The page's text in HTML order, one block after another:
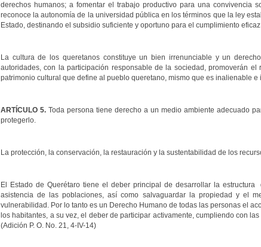
derechos humanos; a fomentar el trabajo productivo para una
reconoce la autonomía de la universidad pública en los términos que la ley
Estado, destinando el subsidio suficiente y oportuno para el cumplimiento
La cultura de los queretanos constituye un bien irrenunciable y un
autoridades, con la participación responsable de la sociedad, promoverán
patrimonio cultural que define al pueblo queretano, mismo que es inalienable e
ARTÍCULO 5. Toda persona tiene derecho a un medio ambiente adecuado
protegerlo.
La protección, la conservación, la restauración y la sustentabilidad de los
El Estado de Querétaro tiene el deber principal de desarrollar la
asistencia de las poblaciones, así como salvaguardar la propiedad y el
vulnerabilidad. Por lo tanto es un Derecho Humano de todas las personas el
los habitantes, a su vez, el deber de participar activamente, cumpliendo con
(Adición P. O. No. 21, 4-IV-14)